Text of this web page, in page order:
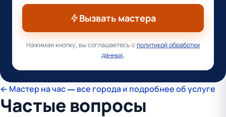
Вызвать мастера
Нажимая кнопку, вы соглашаетесь сполитикой обработки
данных.
← Мастер на час — все города и подробнее об услуге
Частые вопросы